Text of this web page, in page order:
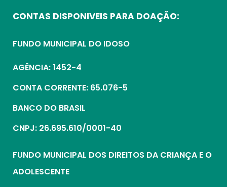
CONTAS DISPONIVEIS PARA DOAÇÃO:
FUNDO MUNICIPAL DO IDOSO
AGÊNCIA: 1452-4
CONTA CORRENTE: 65.076-5
BANCO DO BRASIL
CNPJ: 26.695.610/0001-40
FUNDO MUNICIPAL DOS DIREITOS DA CRIANÇA E O
ADOLESCENTE